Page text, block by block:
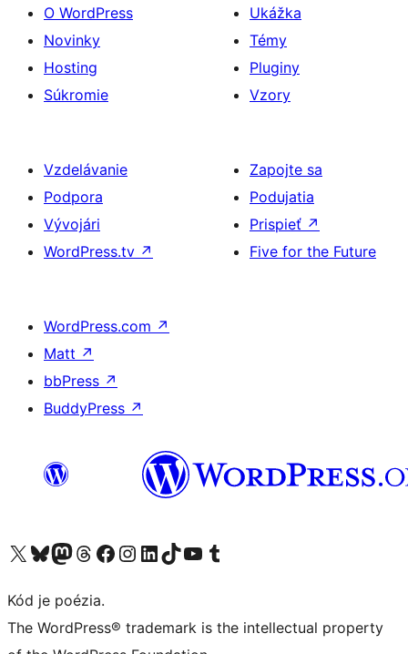
O WordPress
Novinky
Hosting
Súkromie
Ukážka
Témy
Pluginy
Vzory
Vzdelávanie
Podpora
Vývojári
WordPress.tv ↗
Zapojte sa
Podujatia
Prispieť ↗
Five for the Future
WordPress.com ↗
Matt ↗
bbPress ↗
BuddyPress ↗
Navštívte náš účet na X (predtým Twitter)
Navštívte náš účet na platforme Bluesky
Navštívte náš účet na Mastodone
Navštívte náš účet na platforme Threads
Navštívte našu stránku na Facebooku
Navštívte náš účet Instagram
Navštívte náš účet LinkedIn
Navštívte náš účet na platforme TikTok
Navštívte náš kanál YouTube
Navštívte náš účet na platforme Tumblr
Kód je poézia.
The WordPress® trademark is the intellectual property